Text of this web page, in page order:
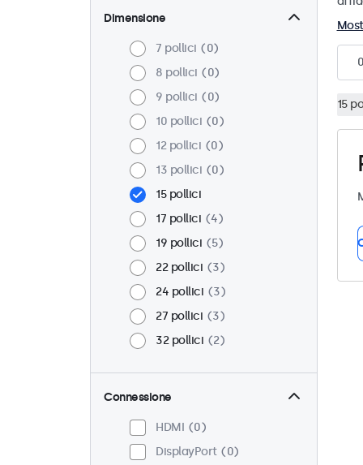
Dimensione
7 pollici
0
8 pollici
0
9 pollici
0
10 pollici
0
12 pollici
0
13 pollici
0
15 pollici
17 pollici
4
19 pollici
5
22 pollici
3
24 pollici
3
27 pollici
3
32 pollici
2
Connessione
HDMI
0
DisplayPort
0
0
15